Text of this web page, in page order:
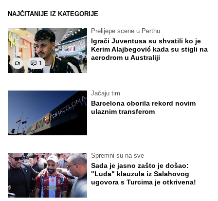
NAJČITANIJE IZ KATEGORIJE
1
Prelijepe scene u Perthu
Igrači Juventusa su shvatili ko je
Kerim Alajbegović kada su stigli na
aerodrom u Australiji
Jačaju tim
Barcelona oborila rekord novim
ulaznim transferom
Spremni su na sve
Sada je jasno zašto je došao:
"Luda" klauzula iz Salahovog
ugovora s Turcima je otkrivena!